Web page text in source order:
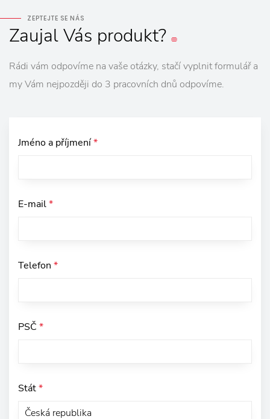
ZEPTEJTE SE NÁS
ZaujalVás produkt?
Rádi vám odpovíme na vaše otázky, stačí vyplnit formulář a
my Vám nejpozději do 3 pracovních dnů odpovíme.
Jméno a příjmení*
E-mail*
Telefon *
PSČ *
Stát*